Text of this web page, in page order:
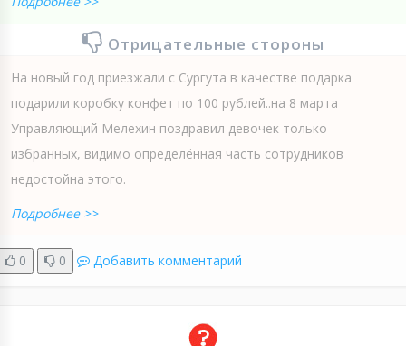
Отрицательные стороны
На новый год приезжали с Сургута в качестве подарка
подарили коробку конфет по 100 рублей..на 8 марта
Управляющий Мелехин поздравил девочек только
избранных, видимо определённая часть сотрудников
недостойна этого.
Подробнее >>
0 0 Добавить комментарий